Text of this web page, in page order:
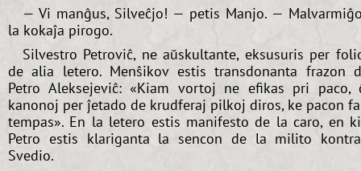
— Vi manĝus, Silveĉjo! — petis Manjo. —
la kokaĵa pirogo.
Silvestro Petroviĉ, ne aŭskultante, eksusuris per
de alia letero. Menŝikov estis transdonanta frazon
Petro Aleksejeviĉ: «Kiam vortoj ne efikas pri paco,
kanonoj per ĵetado de krudferaj pilkoj diros, ke pacon
tempas». En la letero estis manifesto de la caro, en
Petro estis klariganta la sencon de la milito
Svedio.